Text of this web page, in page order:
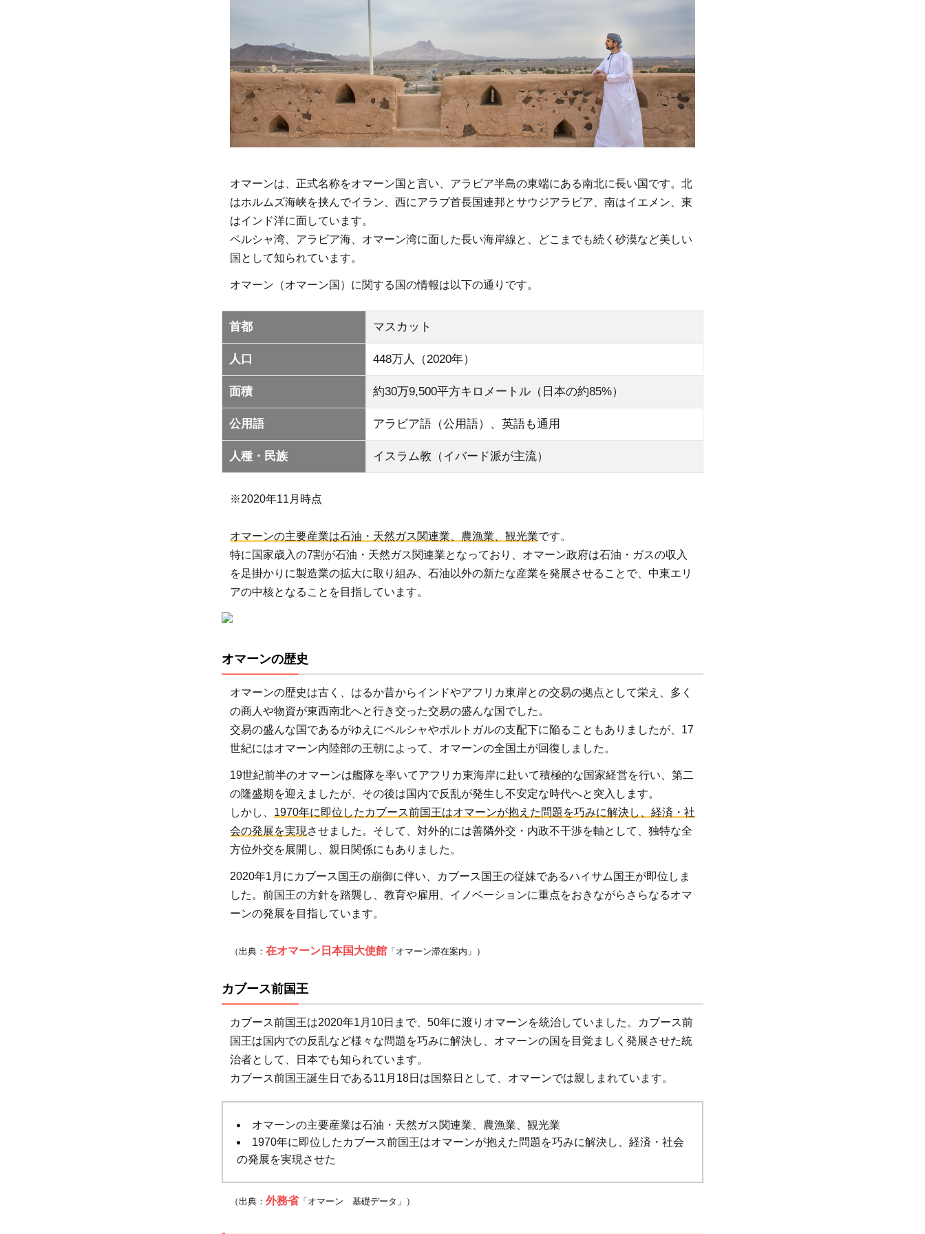
史
1.2
カブ
ース
前国
王
オ
マ
ー
ン
に
け
飢
餓
の
現
状
栄養
不足
蔓延
率と
3
世界
の飢
餓人
の現
状と
は
3.1
新
型コロナ
感染症
（COVID-
19）が飢
餓に与え
る影響
4
飢餓
はな
こ
飢餓
が起
こる
原因
とは
4.1
自然
災害
が飢
餓に
響
オマーンは、正式名称をオマーン国と言い、アラビア半島の東端にある南北に長い国です。北
はホルムズ海峡を挟んでイラン、西にアラブ首長国連邦とサウジアラビア、南はイエメン、東
はインド洋に面しています。
ペルシャ湾、アラビア海、オマーン湾に面した長い海岸線と、どこまでも続く砂漠など美しい
国として知られています。
オマーン（オマーン国）に関する国の情報は以下の通りです。
首都 マスカット
人口 448万人（2020年）
面積 約30万9,500平方キロメートル（日本の約85%）
公用語 アラビア語（公用語）、英語も通用
人種・民族 イスラム教（イバード派が主流）
※2020年11月時点
オマーンの主要産業は石油・天然ガス関連業、農漁業、観光業です。
特に国家歳入の7割が石油・天然ガス関連業となっており、オマーン政府は石油・ガスの収入
を足掛かりに製造業の拡大に取り組み、石油以外の新たな産業を発展させることで、中東エリ
アの中核となることを目指しています。
オマーンの歴史
オマーンの歴史は古く、はるか昔からインドやアフリカ東岸との交易の拠点として栄え、多く
の商人や物資が東西南北へと行き交った交易の盛んな国でした。
交易の盛んな国であるがゆえにペルシャやポルトガルの支配下に陥ることもありましたが、17
世紀にはオマーン内陸部の王朝によって、オマーンの全国土が回復しました。
19世紀前半のオマーンは艦隊を率いてアフリカ東海岸に赴いて積極的な国家経営を行い、第二
の隆盛期を迎えましたが、その後は国内で反乱が発生し不安定な時代へと突入します。
しかし、 1970年に即位したカブース前国王はオマーンが抱えた問題を巧みに解決し、経済・社
会の発展を実現 させました。そして、対外的には善隣外交・内政不干渉を軸として、独特な全
方位外交を展開し、親日関係にもありました。
2020年1月にカブース国王の崩御に伴い、カブース国王の従妹であるハイサム国王が即位しま
した。前国王の方針を踏襲し、教育や雇用、イノベーションに重点をおきながらさらなるオマ
ーンの発展を目指しています。
（出典： 在オマーン日本国大使館 「オマーン滞在案内」）
カブース前国王
カブース前国王は2020年1月10日まで、50年に渡りオマーンを統治していました。カブース前
国王は国内での反乱など様々な問題を巧みに解決し、オマーンの国を目覚ましく発展させた統
治者として、日本でも知られています。
カブース前国王誕生日である11月18日は国祭日として、オマーンでは親しまれています。
オマーンの主要産業は石油・天然ガス関連業、農漁業、観光業
1970年に即位したカブース前国王はオマーンが抱えた問題を巧みに解決し、経済・社会
の発展を実現させた
（出典： 外務省「オマーン 基礎データ」）